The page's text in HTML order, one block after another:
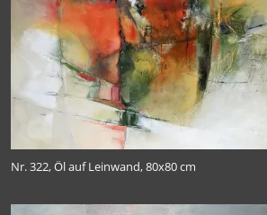
Kunst Offen 2017
Nr. 322, Öl auf Leinwand, 80x80 cm